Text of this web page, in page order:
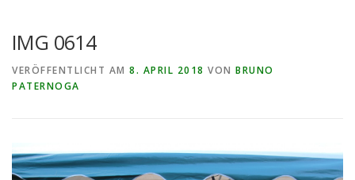
SERVICE IMPRESSUM
IMG 0614
VERÖFFENTLICHT AM 8. APRIL 2018 VON BRUNO
PATERNOGA